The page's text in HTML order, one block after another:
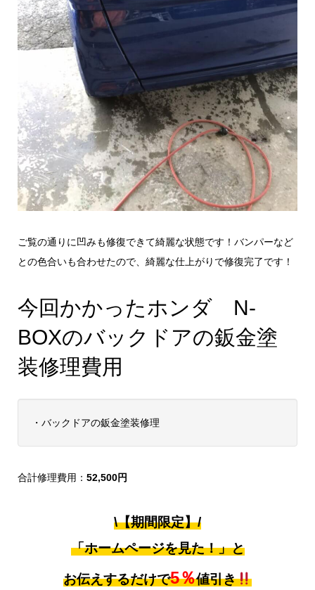
ご覧の通りに凹みも修復できて綺麗な状態です！バンパーなど
との色合いも合わせたので、綺麗な仕上がりで修復完了です！
今回かかったホンダ N-
BOXのバックドアの鈑金塗
装修理費用
・バックドアの鈑金塗装修理
合計修理費用： 52,500円
\【期間限定】/
「ホームページを見た！」と
お伝えするだけで5％値引き